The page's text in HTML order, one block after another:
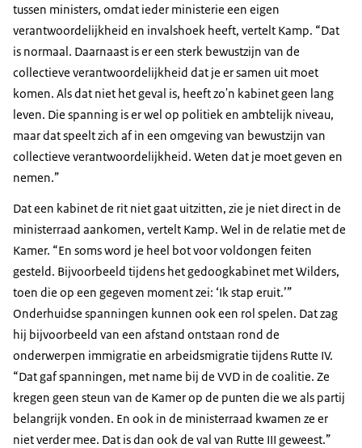
tussen ministers, omdat ieder ministerie een eigen
verantwoordelijkheid en invalshoek heeft, vertelt Kamp. “Dat
is normaal. Daarnaast is er een sterk bewustzijn van de
collectieve verantwoordelijkheid dat je er samen uit moet
komen. Als dat niet het geval is, heeft zo'n kabinet geen lang
leven. Die spanning is er wel op politiek en ambtelijk niveau,
maar dat speelt zich af in een omgeving van bewustzijn van
collectieve verantwoordelijkheid. Weten dat je moet geven en
nemen.”
Dat een kabinet de rit niet gaat uitzitten, zie je niet direct in de
ministerraad aankomen, vertelt Kamp. Wel in de relatie met de
Kamer. “En soms word je heel bot voor voldongen feiten
gesteld. Bijvoorbeeld tijdens het gedoogkabinet met Wilders,
toen die op een gegeven moment zei: ‘Ik stap eruit.’”
Onderhuidse spanningen kunnen ook een rol spelen. Dat zag
hij bijvoorbeeld van een afstand ontstaan rond de
onderwerpen immigratie en arbeidsmigratie tijdens Rutte IV.
“Dat gaf spanningen, met name bij de VVD in de coalitie. Ze
kregen geen steun van de Kamer op de punten die we als partij
belangrijk vonden. En ook in de ministerraad kwamen ze er
niet verder mee. Dat is dan ook de val van Rutte III geweest.”